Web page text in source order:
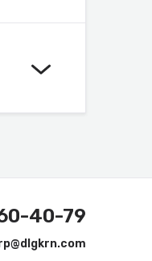
40-79